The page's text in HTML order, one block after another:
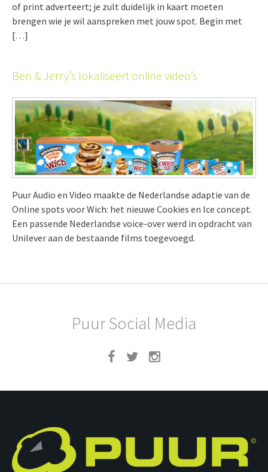
of print adverteert; je zult duidelijk in kaart moeten
brengen wie je wil aanspreken met jouw spot. Begin met
[…]
Ben & Jerry’s lokaliseert online video’s
Puur Audio en Video maakte de Nederlandse adaptie van de
Online spots voor Wich: het nieuwe Cookies en Ice concept.
Een passende Nederlandse voice-over werd in opdracht van
Unilever aan de bestaande films toegevoegd.
Puur Social Media